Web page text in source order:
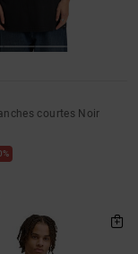
courtes Noir